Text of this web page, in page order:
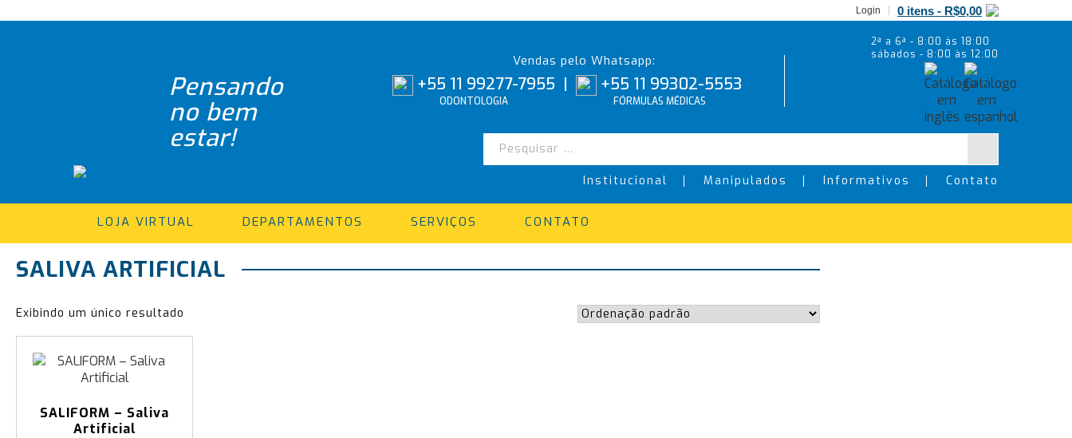
Login 0 itens - R$0,00
Pensando
no bem
estar!
Vendas pelo Whatsapp:
+55 11 99277-7955
ODONTOLOGIA
| +55 11 99302-5553
FÓRMULAS MÉDICAS
2ª a 6ª - 8:00 às 18:00
sábados - 8:00 às 12:00
Institucional Manipulados Informativos Contato
LOJA VIRTUAL DEPARTAMENTOS SERVIÇOS CONTATO
SALIVA ARTIFICIAL
Exibindo um único resultado
SALIFORM – Saliva
Artificial